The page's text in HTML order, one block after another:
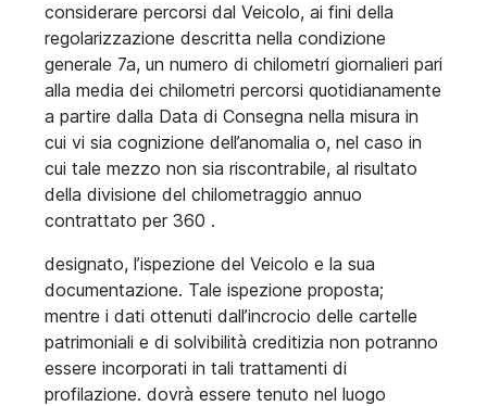
considerare percorsi dal Veicolo, ai fini della
regolarizzazione descritta nella condizione
generale 7a, un numero di chilometri giornalieri pari
alla media dei chilometri percorsi quotidianamente
a partire dalla Data di Consegna nella misura in
cui vi sia cognizione dell’anomalia o, nel caso in
cui tale mezzo non sia riscontrabile, al risultato
della divisione del chilometraggio annuo
contrattato per 360 .
designato, l’ispezione del Veicolo e la sua
documentazione. Tale ispezione proposta;
mentre i dati ottenuti dall’incrocio delle cartelle
patrimoniali e di solvibilità creditizia non potranno
essere incorporati in tali trattamenti di
profilazione. dovrà essere tenuto nel luogo